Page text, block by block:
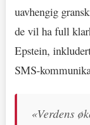
uavhengig
de vil ha full
Epstein,
SMS-
«Verdens